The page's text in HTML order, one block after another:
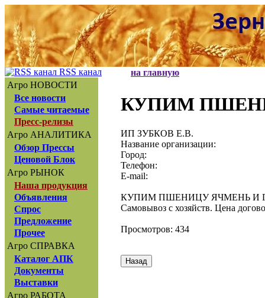
RSS канал
Агро НОВОСТИ
Все новости
Самые читаемые
Пресс-релизы
Агро АНАЛИТИКА
Обзор Прессы
Ценовой Блок
Агро РЫНОК
Наша продукция
Объявления
Спрос
Предложение
Прочее
Агро СПРАВКА
Каталог АПК
Документы
Выставки
Агро РАБОТА
на главную
КУПИМ
ИП ЗУБКОВ Е.В.
Название организации:
Город:
Телефон:
E-mail:
КУПИМ ПШЕНИЦУ ЯЧМЕНЬ И
Самовывоз с хозяйств. Цена
Просмотров: 434